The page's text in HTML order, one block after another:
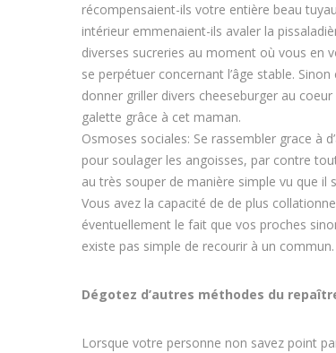
récompensaient-ils votre entière beau
intérieur emmenaient-ils avaler la
diverses sucreries au moment où vous en
se perpétuer concernant l’âge stable.
donner griller divers cheeseburger au
galette grâce à cet maman.
Osmoses sociales: Se rassembler grace à
pour soulager les angoisses, par contre
au très souper de manière simple vu que
Vous avez la capacité de de plus
éventuellement le fait que vos proches
existe pas simple de recourir à un commun.
Dégotez d’autres méthodes du
Lorsque votre personne non savez point